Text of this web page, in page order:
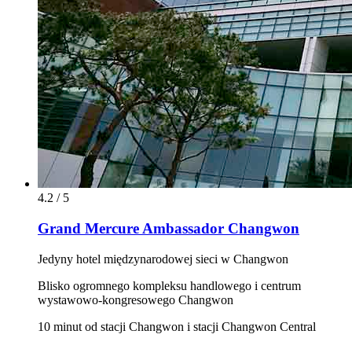
4.2 / 5
Grand Mercure Ambassador Changwon
Jedyny hotel międzynarodowej sieci w Changwon
Blisko ogromnego kompleksu handlowego i centrum
wystawowo-kongresowego Changwon
10 minut od stacji Changwon i stacji Changwon Central